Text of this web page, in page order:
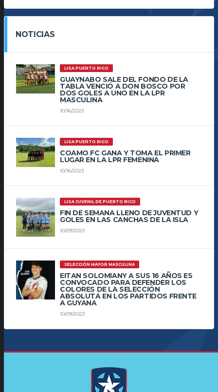
NOTICIAS
LIGA PUERTO RICO
GUAYNABO SALE DEL FONDO DE LA
TABLA VENCIÓ A DON BOSCO POR
DOS GOLES A UNO EN LA LPR
MASCULINA
10/16/2023
LIGA PUERTO RICO
COAMO FC GANA Y TOMA EL PRIMER
LUGAR EN LA LPR FEMENINA
10/16/2023
LIGA JUVENIL DE PUERTO RICO
FIN DE SEMANA LLENO DE JUVENTUD Y
GOLES EN LAS CANCHAS DE LA ISLA
10/09/2023
SELECCIÓN MAYOR MASCULINA
EITAN SOLOMIANY A SUS 16 AÑOS ES
CONVOCADO PARA DEFENDER LOS
COLORES DE LA SELECCIÓN
ABSOLUTA EN LOS PARTIDOS FRENTE
A GUYANA
10/09/2023